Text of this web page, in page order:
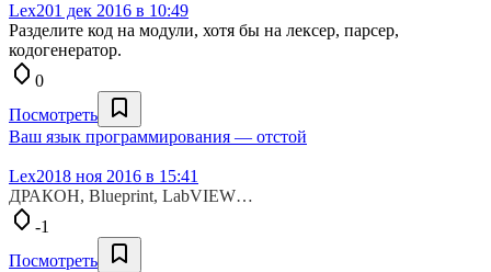
Lex201 дек 2016 в 10:49
Разделите код на модули, хотя бы на лексер, парсер,
кодогенератор.
0
Посмотреть
Ваш язык программирования — отстой
Lex2018 ноя 2016 в 15:41
ДРАКОН, Blueprint, LabVIEW…
-1
Посмотреть